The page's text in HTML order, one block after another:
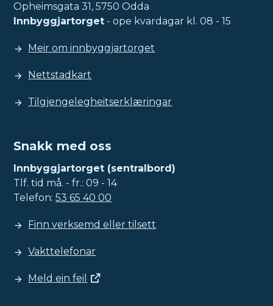
Opheimsgata 31, 5750 Odda
Innbyggjartorget - ope kvardagar kl. 08 - 15
Meir om innbyggjartorget
Nettstadkart
Tilgjengelegheitserklæringar
Snakk med oss
Innbyggjartorget (sentralbord)
Tlf. tid må. - fr.: 09 - 14
Telefon:53 65 40 00
Finn verksemd eller tilsett
Vakttelefonar
Meld ein feil